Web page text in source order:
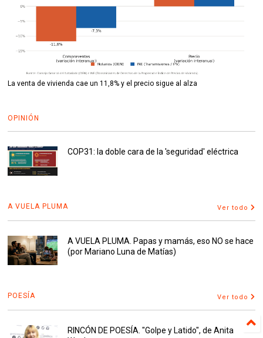
La venta de vivienda cae un 11,8% y el precio sigue al alza
OPINIÓN
COP31: la doble cara de la 'seguridad' eléctrica
A VUELA PLUMA Ver todo
A VUELA PLUMA. Papas y mamás, eso NO se hace
(por Mariano Luna de Matías)
POESÍA Ver todo
RINCÓN DE POESÍA. "Golpe y Latido", de Anita